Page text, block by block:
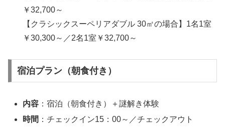
￥32,700～
【クラシックスーペリアダブル 30㎡の場合】1名1室
￥30,300～／2名1室￥32,700～
宿泊プラン（朝食付き）
内容 ：宿泊（朝食付き）＋謎解き体験
時間 ：チェックイン15：00～／チェックアウト